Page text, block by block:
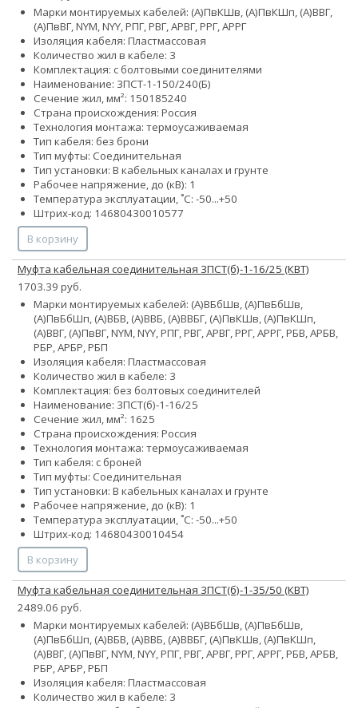
Марки монтируемых кабелей: (А)ПвКШв, (А)ПвКШп, (А)ВВГ,
(А)ПвВГ, NYM, NYY, РПГ, РВГ, АРВГ, РРГ, АРРГ
Изоляция кабеля: Пластмассовая
Количество жил в кабеле: 3
Комплектация: с болтовыми соединителями
Наименование: 3ПСТ-1-150/240(Б)
Сечение жил, мм²: 150185240
Страна происхождения: Россия
Технология монтажа: термоусаживаемая
Тип кабеля: без брони
Тип муфты: Соединительная
Тип установки: В кабельных каналах и грунте
Рабочее напряжение, до (кВ): 1
Температура эксплуатации, ˚С: -50...+50
Штрих-код: 14680430010577
В корзину
Муфта кабельная соединительная 3ПСТ(б)-1-16/25 (КВТ)
1703.39 руб.
Марки монтируемых кабелей: (А)ВБбШв, (А)ПвБбШв,
(А)ПвБбШп, (А)ВБВ, (А)ВВБ, (А)ВВБГ, (А)ПвКШв, (А)ПвКШп,
(А)ВВГ, (А)ПвВГ, NYM, NYY, РПГ, РВГ, АРВГ, РРГ, АРРГ, РБВ, АРБВ,
РБР, АРБР, РБП
Изоляция кабеля: Пластмассовая
Количество жил в кабеле: 3
Комплектация: без болтовых соединителей
Наименование: 3ПСТ(б)-1-16/25
Сечение жил, мм²: 1625
Страна происхождения: Россия
Технология монтажа: термоусаживаемая
Тип кабеля: с броней
Тип муфты: Соединительная
Тип установки: В кабельных каналах и грунте
Рабочее напряжение, до (кВ): 1
Температура эксплуатации, ˚С: -50...+50
Штрих-код: 14680430010454
В корзину
Муфта кабельная соединительная 3ПСТ(б)-1-35/50 (КВТ)
2489.06 руб.
Марки монтируемых кабелей: (А)ВБбШв, (А)ПвБбШв,
(А)ПвБбШп, (А)ВБВ, (А)ВВБ, (А)ВВБГ, (А)ПвКШв, (А)ПвКШп,
(А)ВВГ, (А)ПвВГ, NYM, NYY, РПГ, РВГ, АРВГ, РРГ, АРРГ, РБВ, АРБВ,
РБР, АРБР, РБП
Изоляция кабеля: Пластмассовая
Количество жил в кабеле: 3